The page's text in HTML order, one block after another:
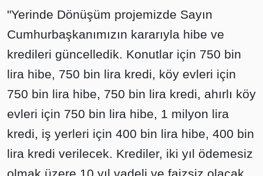
"Yerinde Dönüşüm projemizde Sayın
Cumhurbaşkanımızın kararıyla hibe ve
kredileri güncelledik. Konutlar için 750 bin
lira hibe, 750 bin lira kredi, köy evleri için
750 bin lira hibe, 750 bin lira kredi, ahırlı köy
evleri için 750 bin lira hibe, 1 milyon lira
kredi, iş yerleri için 400 bin lira hibe, 400 bin
lira kredi verilecek. Krediler, iki yıl ödemesiz